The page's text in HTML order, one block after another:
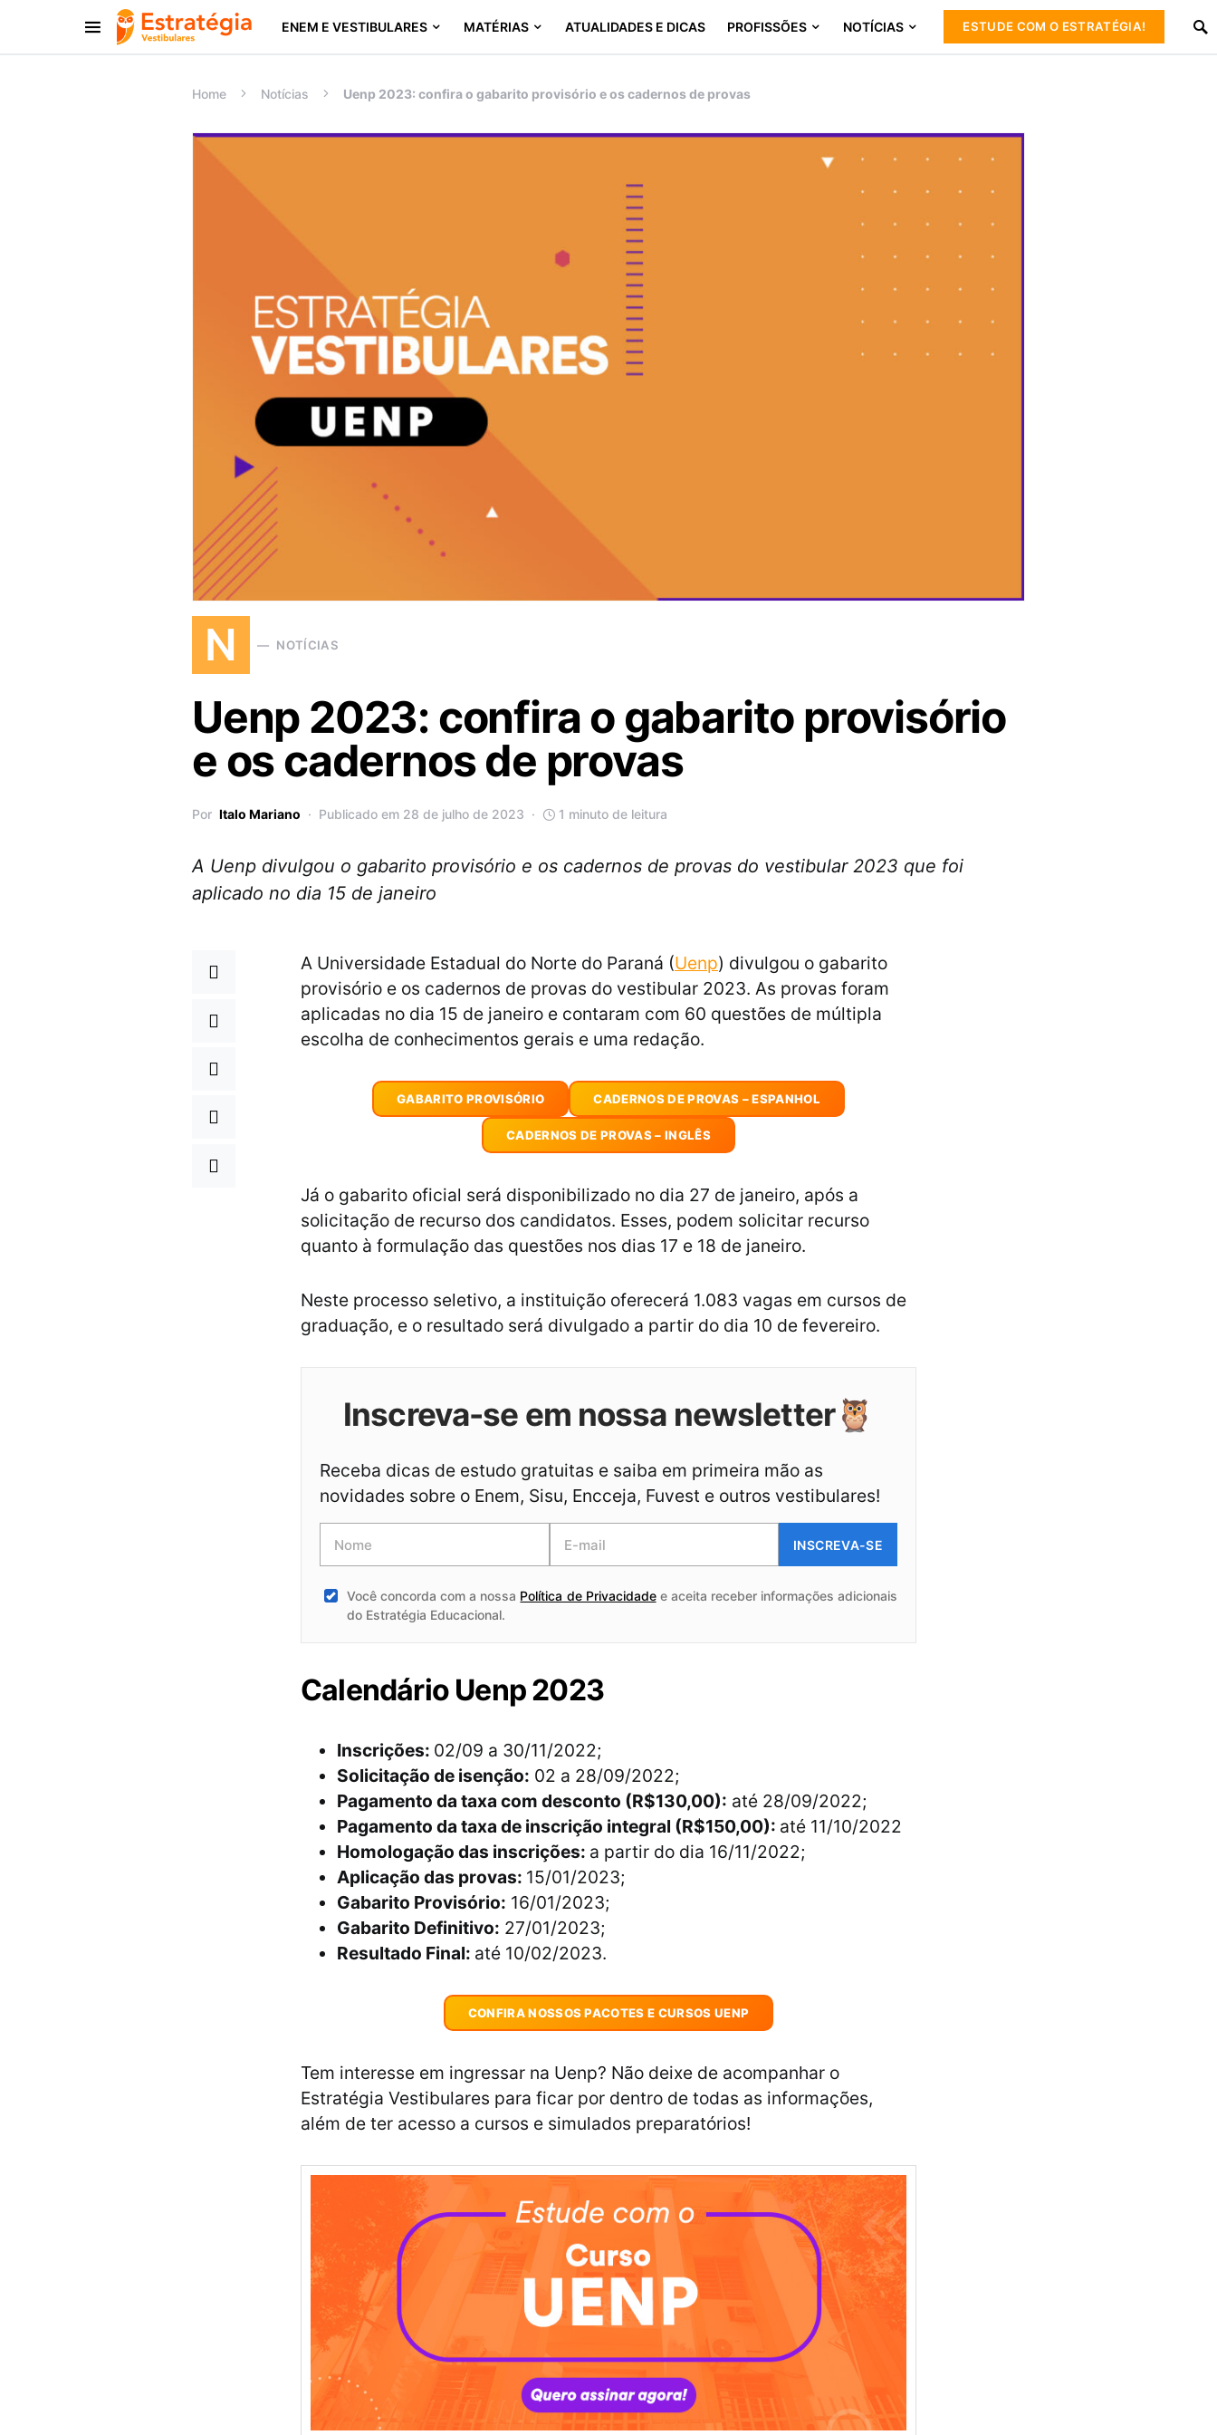
ENEM E VESTIBULARES MATÉRIAS ATUALIDADES E DICAS PROFISSÕES NOTÍCIAS ESTUDE COM O ESTRATÉGIA!
Procurar:
Home Notícias Uenp 2023: confira o gabarito provisório e os cadernos de provas
N NOTÍCIAS
Uenp 2023: confira o gabarito provisório
e os cadernos de provas
Por Italo Mariano Publicado em 28 de julho de 2023 1 minuto de leitura
A Uenp divulgou o gabarito provisório e os cadernos de provas do vestibular 2023 que foi
aplicado no dia 15 de janeiro
A Universidade Estadual do Norte do Paraná (Uenp) divulgou o gabarito
provisório e os cadernos de provas do vestibular 2023. As provas foram
aplicadas no dia 15 de janeiro e contaram com 60 questões de múltipla
escolha de conhecimentos gerais e uma redação.
GABARITO PROVISÓRIO CADERNOS DE PROVAS – ESPANHOL
CADERNOS DE PROVAS – INGLÊS
Já o gabarito oficial será disponibilizado no dia 27 de janeiro, após a
solicitação de recurso dos candidatos. Esses, podem solicitar recurso
quanto à formulação das questões nos dias 17 e 18 de janeiro.
Neste processo seletivo, a instituição oferecerá 1.083 vagas em cursos de
graduação, e o resultado será divulgado a partir do dia 10 de fevereiro.
Inscreva-se em nossa newsletter🦉
Receba dicas de estudo gratuitas e saiba em primeira mão as
novidades sobre o Enem, Sisu, Encceja, Fuvest e outros vestibulares!
INSCREVA-SE
Você concorda com a nossa Política de Privacidadee aceita receber informações adicionais
do Estratégia Educacional.
Calendário Uenp 2023
Inscrições: 02/09 a 30/11/2022;
Solicitação de isenção: 02 a 28/09/2022;
Pagamento da taxa com desconto (R$130,00): até 28/09/2022;
Pagamento da taxa de inscrição integral (R$150,00): até 11/10/2022
Homologação das inscrições: a partir do dia 16/11/2022;
Aplicação das provas: 15/01/2023;
Gabarito Provisório: 16/01/2023;
Gabarito Definitivo: 27/01/2023;
Resultado Final: até 10/02/2023.
CONFIRA NOSSOS PACOTES E CURSOS UENP
Tem interesse em ingressar na Uenp? Não deixe de acompanhar o
Estratégia Vestibulares para ficar por dentro de todas as informações,
além de ter acesso a cursos e simulados preparatórios!